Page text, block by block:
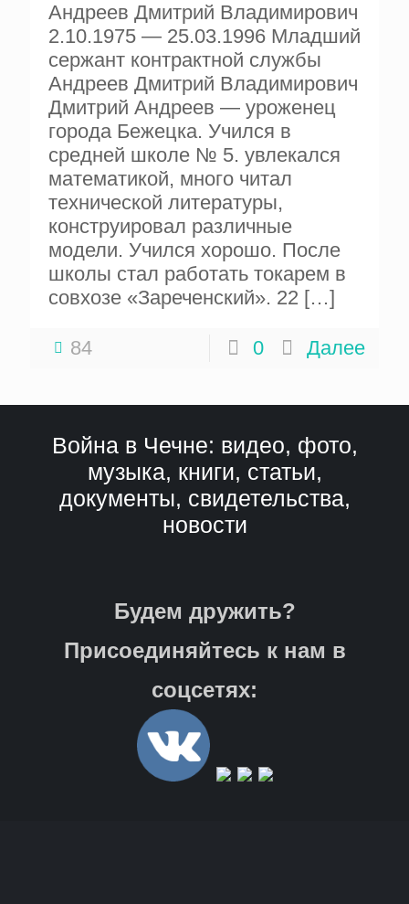
Андреев Дмитрий Владимирович
2.10.1975 — 25.03.1996 Младший
сержант контрактной службы
Андреев Дмитрий Владимирович
Дмитрий Андреев — уроженец
города Бежецка. Учился в
средней школе № 5. увлекался
математикой, много читал
технической литературы,
конструировал различные
модели. Учился хорошо. После
школы стал работать токарем в
совхозе «Зареченский». 22 […]
84 0 Далее
Война в Чечне: видео, фото,
музыка, книги, статьи,
документы, свидетельства,
новости
Будем дружить?
Присоединяйтесь к нам в
соцсетях: